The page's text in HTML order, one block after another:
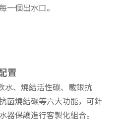
一個出水口。
置
水、燒結活性碳、載銀抗
菌燒結碳等六大功能，可針
器保護進行客製化組合。